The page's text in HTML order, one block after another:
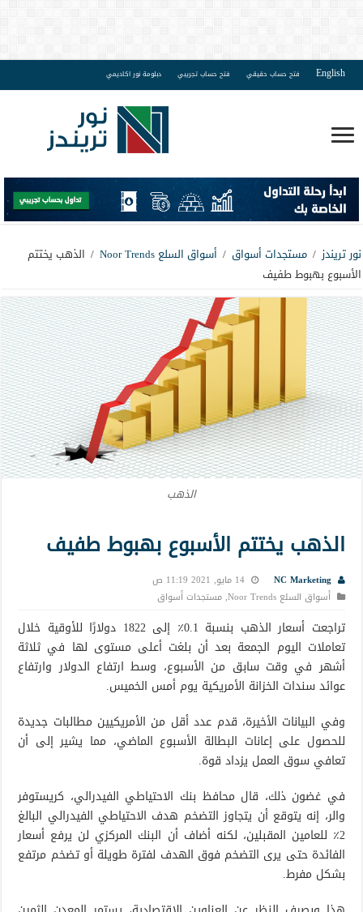
English فتح حساب حقيقي فتح حساب تجريبي دبلومة نور اكاديمي
نور تريندز / مستجدات أسواق / أسواق السلع Noor Trends / الذهب يختتم
الأسبوع بهبوط طفيف
الذهب
الذهب يختتم الأسبوع بهبوط طفيف
NC Marketing
14 مايو, 2021 11:19 ص
أسواق السلع Noor Trends
,مستجدات أسواق
تراجعت أسعار الذهب بنسبة 0.1٪ إلى 1822 دولارًا للأوقية خلال
تعاملات اليوم الجمعة بعد أن بلغت أعلى مستوى لها في ثلاثة
أشهر في وقت سابق من الأسبوع، وسط ارتفاع الدولار وارتفاع
عوائد سندات الخزانة الأمريكية يوم أمس الخميس.
وفي البيانات الأخيرة، قدم عدد أقل من الأمريكيين مطالبات جديدة
للحصول على إعانات البطالة الأسبوع الماضي، مما يشير إلى أن
تعافي سوق العمل يزداد قوة.
في غضون ذلك، قال محافظ بنك الاحتياطي الفيدرالي، كريستوفر
والر، إنه يتوقع أن يتجاوز التضخم هدف الاحتياطي الفيدرالي البالغ
2٪ للعامين المقبلين، لكنه أضاف أن البنك المركزي لن يرفع أسعار
الفائدة حتى يرى التضخم فوق الهدف لفترة طويلة أو تضخم مرتفع
بشكل مفرط.